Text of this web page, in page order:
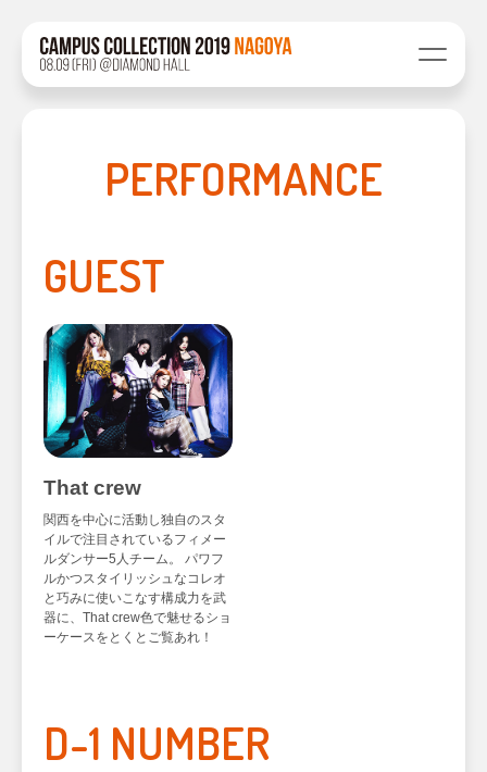
PERFORMANCE
GUEST
That crew
関西を中心に活動し独自のスタ
イルで注目されているフィメー
ルダンサー5人チーム。 パワフ
ルかつスタイリッシュなコレオ
と巧みに使いこなす構成力を武
器に、That crew色で魅せるショ
ーケースをとくとご覧あれ！
D-1 NUMBER